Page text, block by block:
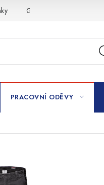
GDPR
PRACOVNÍ ODĚVY